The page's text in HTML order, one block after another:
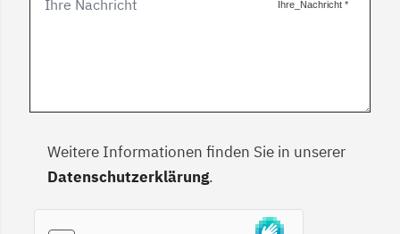
Ihre_Nachricht *
Weitere Informationen finden Sie in unserer
Datenschutzerklärung.